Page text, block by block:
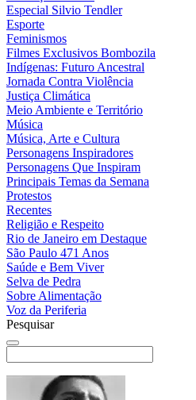
Especial Silvio Tendler
Esporte
Feminismos
Filmes Exclusivos Bombozila
Indígenas: Futuro Ancestral
Jornada Contra Violência
Justiça Climática
Meio Ambiente e Território
Música
Música, Arte e Cultura
Personagens Inspiradores
Personagens Que Inspiram
Principais Temas da Semana
Protestos
Recentes
Religião e Respeito
Rio de Janeiro em Destaque
São Paulo 471 Anos
Saúde e Bem Viver
Selva de Pedra
Sobre Alimentação
Voz da Periferia
Pesquisar